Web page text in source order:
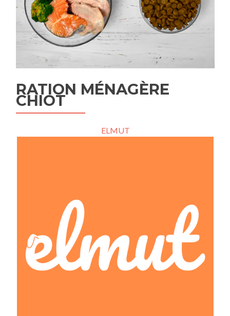
RATION MÉNAGÈRE
CHIOT
ELMUT